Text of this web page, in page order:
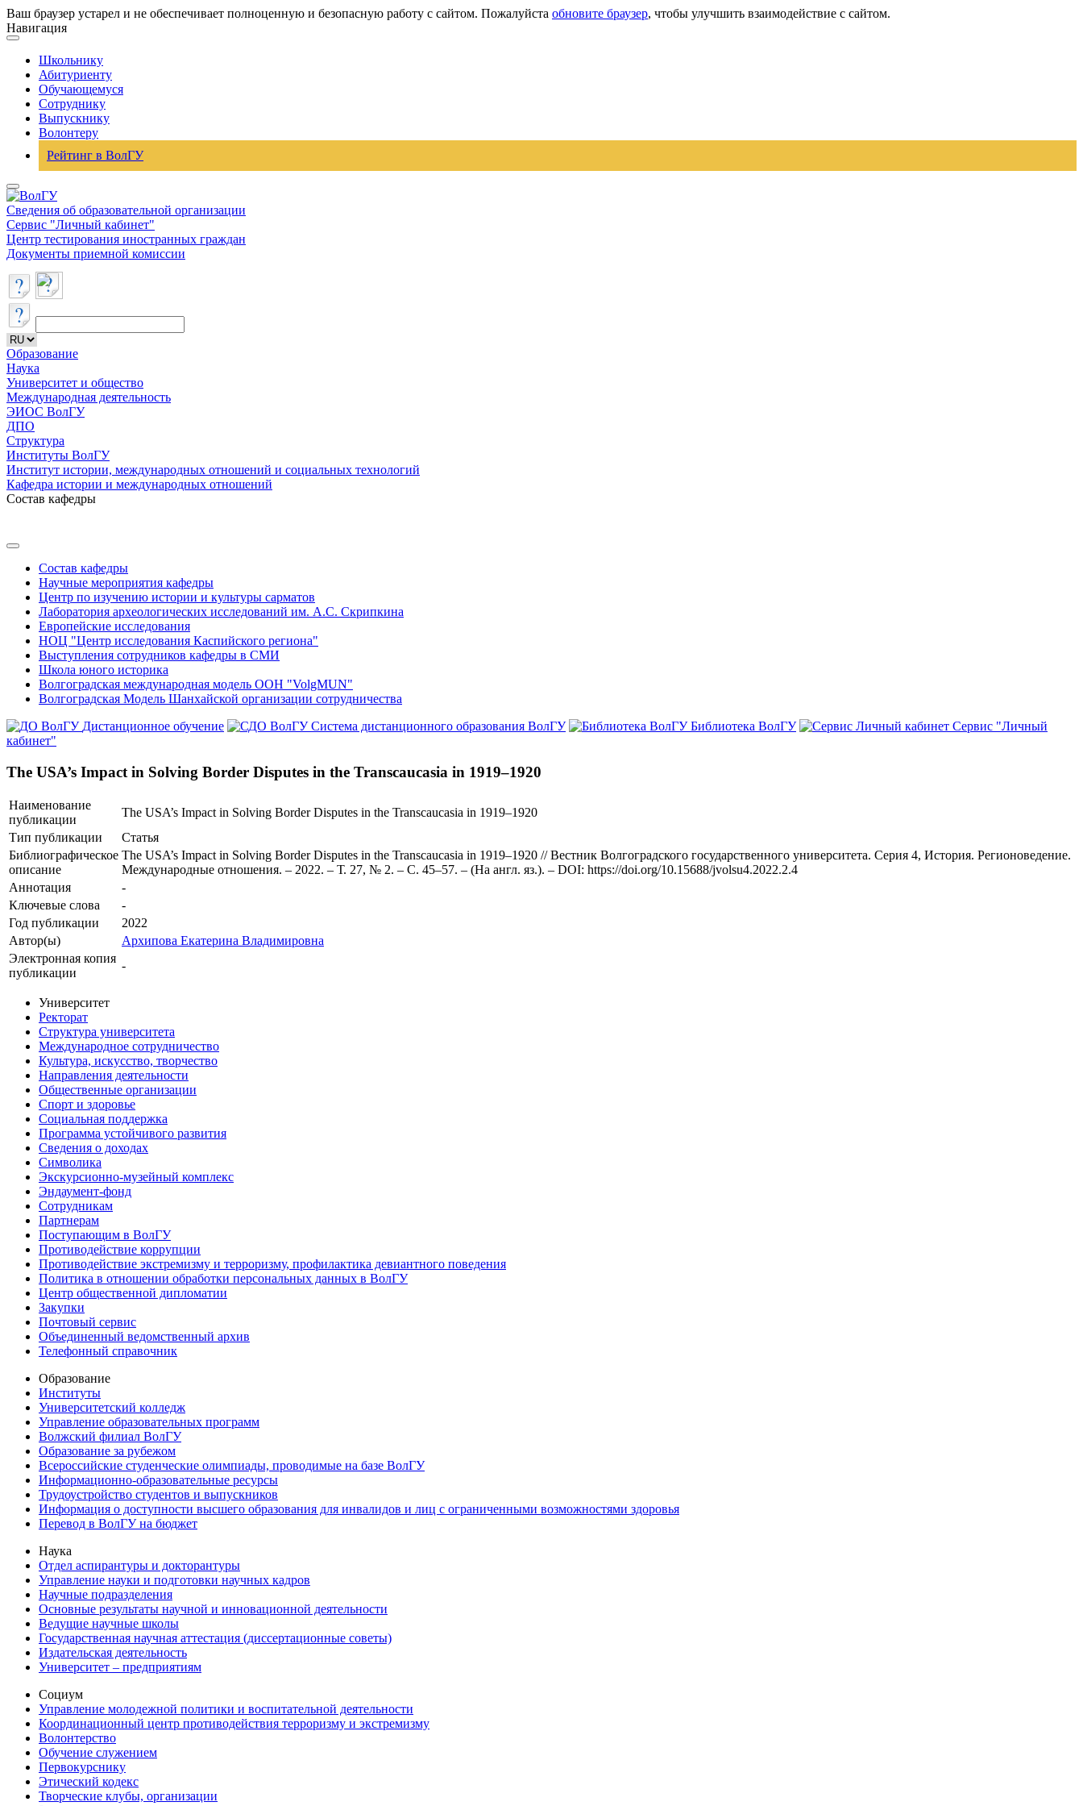
Ваш браузер устарел и не обеспечивает полноценную и безопасную работу с сайтом. Пожалуйста обновите браузер, чтобы улучшить взаимодействие с сайтом.
Навигация
Школьнику
Абитуриенту
Обучающемуся
Сотруднику
Выпускнику
Волонтеру
Рейтинг в ВолГУ
Сведения об образовательной организации
Сервис "Личный кабинет"
Центр тестирования иностранных граждан
Документы приемной комиссии
Образование
Наука
Университет и общество
Международная деятельность
ЭИОС ВолГУ
ДПО
Структура
Институты ВолГУ
Институт истории, международных отношений и социальных технологий
Кафедра истории и международных отношений
Состав кафедры
Состав кафедры
Научные мероприятия кафедры
Центр по изучению истории и культуры сарматов
Лаборатория археологических исследований им. А.С. Скрипкина
Европейские исследования
НОЦ "Центр исследования Каспийского региона"
Выступления сотрудников кафедры в СМИ
Школа юного историка
Волгоградская международная модель ООН "VolgMUN"
Волгоградская Модель Шанхайской организации сотрудничества
Дистанционное обучение
Система дистанционного образования ВолГУ Библиотека ВолГУ
Сервис "Личный
кабинет"
The USA’s Impact in Solving Border Disputes in the Transcaucasia in 1919–1920
Наименование
публикации
The USA’s Impact in Solving Border Disputes in the Transcaucasia in 1919–1920
Тип публикации
Статья
Библиографическое
описание
The USA’s Impact in Solving Border Disputes in the Transcaucasia in 1919–1920 // Вестник Волгоградского государственного университета. Серия 4, История. Регионоведение.
Международные отношения. – 2022. – Т. 27, № 2. – С. 45–57. – (На англ. яз.). – DOI: https://doi.org/10.15688/jvolsu4.2022.2.4
Аннотация
-
Ключевые cлова
-
Год публикации
2022
Автор(ы)
Архипова Екатерина Владимировна
Электронная копия
публикации
-
Университет
Ректорат
Структура университета
Международное сотрудничество
Культура, искусство, творчество
Направления деятельности
Общественные организации
Спорт и здоровье
Социальная поддержка
Программа устойчивого развития
Сведения о доходах
Символика
Экскурсионно-музейный комплекс
Эндаумент-фонд
Сотрудникам
Партнерам
Поступающим в ВолГУ
Противодействие коррупции
Противодействие экстремизму и терроризму, профилактика девиантного поведения
Политика в отношении обработки персональных данных в ВолГУ
Центр общественной дипломатии
Закупки
Почтовый сервис
Объединенный ведомственный архив
Телефонный справочник
Образование
Институты
Университетский колледж
Управление образовательных программ
Волжский филиал ВолГУ
Образование за рубежом
Всероссийские студенческие олимпиады, проводимые на базе ВолГУ
Информационно-образовательные ресурсы
Трудоустройство студентов и выпускников
Информация о доступности высшего образования для инвалидов и лиц с ограниченными возможностями здоровья
Перевод в ВолГУ на бюджет
Наука
Отдел аспирантуры и докторантуры
Управление науки и подготовки научных кадров
Научные подразделения
Основные результаты научной и инновационной деятельности
Ведущие научные школы
Государственная научная аттестация (диссертационные советы)
Издательская деятельность
Университет – предприятиям
Социум
Управление молодежной политики и воспитательной деятельности
Координационный центр противодействия терроризму и экстремизму
Волонтерство
Обучение служением
Первокурснику
Этический кодекс
Творческие клубы, организации